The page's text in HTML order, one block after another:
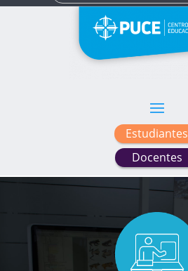
Estudiantes
Docentes